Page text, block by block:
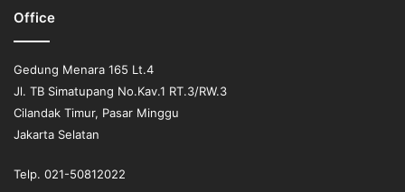
Office
Gedung Menara 165 Lt.4
Jl. TB Simatupang No.Kav.1 RT.3/RW.3
Cilandak Timur, Pasar Minggu
Jakarta Selatan
Telp. 021-50812022